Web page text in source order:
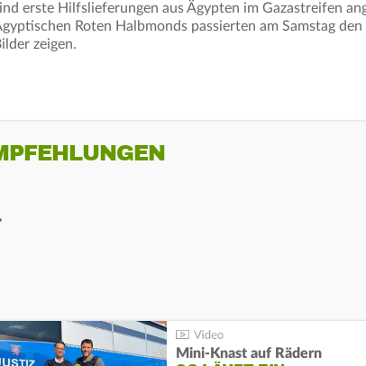
erste Hilfslieferungen aus Ägypten im Gazastreifen
Roten Halbmonds passierten am Samstag
zeigen.
Mini-Knast auf Rädern